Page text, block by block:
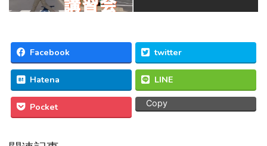
Facebook twitter
Hatena LINE
Pocket Copy